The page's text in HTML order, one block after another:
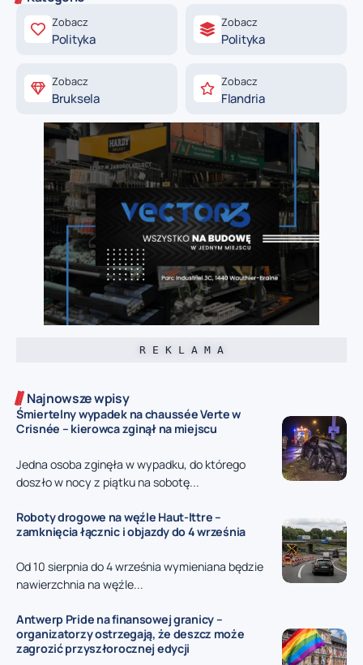
Zobacz
Polityka
Zobacz
Polityka
Zobacz
Bruksela
Zobacz
Flandria
R E K L A M A
Najnowsze wpisy
Śmiertelny wypadek na chaussée Verte w
Crisnée – kierowca zginął na miejscu
Jedna osoba zginęła w wypadku, do którego
doszło w nocy z piątku na sobotę...
Roboty drogowe na węźle Haut-Ittre –
zamknięcia łącznic i objazdy do 4 września
Od 10 sierpnia do 4 września wymieniana będzie
nawierzchnia na węźle...
Antwerp Pride na finansowej granicy –
organizatorzy ostrzegają, że deszcz może
zagrozić przyszłorocznej edycji